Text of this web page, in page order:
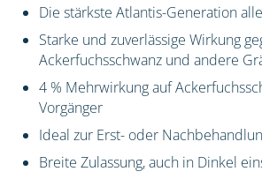
Die stärkste Atlantis-Generation
Starke und zuverlässige Wirkung
Ackerfuchsschwanz und andere
4 % Mehrwirkung auf
Vorgänger
Ideal zur Erst- oder
Breite Zulassung, auch in Dinkel